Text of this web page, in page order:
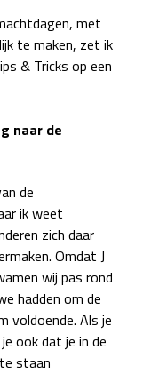
met
te maken, zet ik
& Tricks op een
naar de
de
ik weet
zich daar
Omdat J
wij pas rond
hadden om de
voldoende. Als je
ook dat je in de
staan